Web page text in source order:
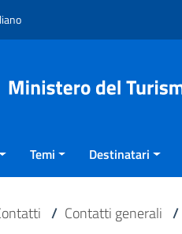
Temi Destinatari
/ Contatti generali /